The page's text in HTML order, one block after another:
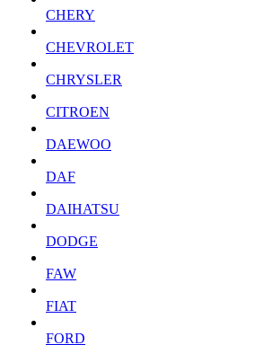
CHERY
CHEVROLET
CHRYSLER
CITROEN
DAEWOO
DAF
DAIHATSU
DODGE
FAW
FIAT
FORD